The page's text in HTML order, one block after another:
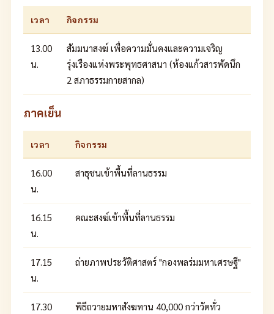
เวลา กิจกรรม
13.00
น.
สัมมนาสงฆ์ เพื่อความมั่นคงและความเจริญ
รุ่งเรืองแห่งพระพุทธศาสนา (ห้องแก้วสารพัดนึก
2 สภาธรรมกายสากล)
ภาคเย็น
เวลา กิจกรรม
16.00
น.
สาธุชนเข้าพื้นที่ลานธรรม
16.15
น.
คณะสงฆ์เข้าพื้นที่ลานธรรม
17.15
น.
ถ่ายภาพประวัติศาสตร์ "กองพลร่มมหาเศรษฐี"
17.30 พิธีถวายมหาสังฆทาน 40,000 กว่าวัดทั่ว